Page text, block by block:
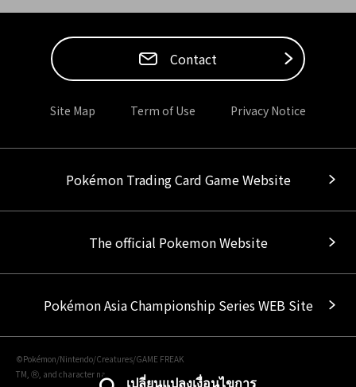
เปลี่ยนแปลงเงื่อนไขการ
Contact
Site Map Term of Use Privacy Notice
Pokémon Trading Card Game Website
The official Pokemon Website
Pokémon Asia Championship Series WEB Site
©Pokémon/Nintendo/Creatures/GAME FREAK
TM, Ⓡ, and character names are trademarks of Nintendo.